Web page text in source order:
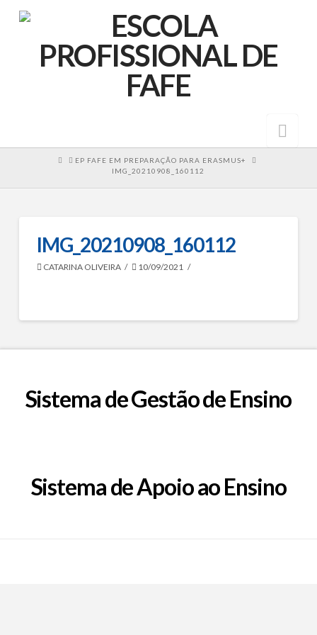
HOMEEP FAFE EM PREPARAÇÃO PARA ERASMUS+
IMG_20210908_160112
IMG_20210908_160112
CATARINA OLIVEIRA 10/09/2021
Sistema de Gestão de Ensino
Sistema de Apoio ao Ensino